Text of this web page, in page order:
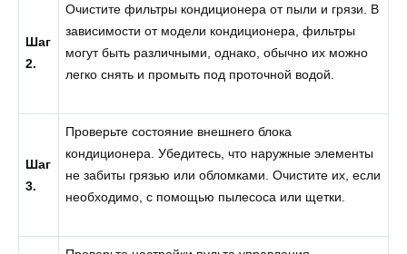
Шаг
2.
Очистите фильтры кондиционера от пыли и грязи. В
зависимости от модели кондиционера, фильтры
могут быть различными, однако, обычно их можно
легко снять и промыть под проточной водой.
Шаг
3.
Проверьте состояние внешнего блока
кондиционера. Убедитесь, что наружные элементы
не забиты грязью или обломками. Очистите их, если
необходимо, с помощью пылесоса или щетки.